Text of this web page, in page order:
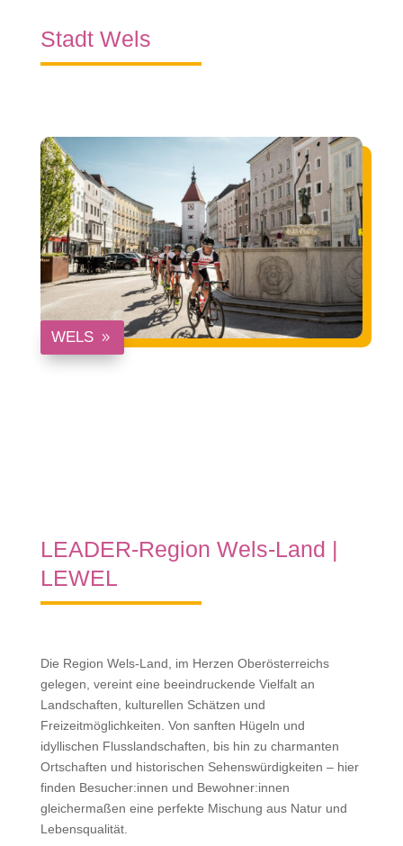
Stadt Wels
WELS
LEADER-Region Wels-Land |
LEWEL
Die Region Wels-Land, im Herzen Oberösterreichs
gelegen, vereint eine beeindruckende Vielfalt an
Landschaften, kulturellen Schätzen und
Freizeitmöglichkeiten. Von sanften Hügeln und
idyllischen Flusslandschaften, bis hin zu charmanten
Ortschaften und historischen Sehenswürdigkeiten – hier
finden Besucher:innen und Bewohner:innen
gleichermaßen eine perfekte Mischung aus Natur und
Lebensqualität.